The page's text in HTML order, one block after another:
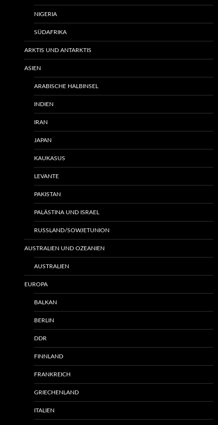
NIGERIA
SÜDAFRIKA
ARKTIS UND ANTARKTIS
ASIEN
ARABISCHE HALBINSEL
INDIEN
IRAN
JAPAN
KAUKASUS
LEVANTE
PAKISTAN
PALÄSTINA UND ISRAEL
RUSSLAND/SOWJETUNION
AUSTRALIEN UND OZEANIEN
AUSTRALIEN
EUROPA
BALKAN
BERLIN
DDR
FINNLAND
FRANKREICH
GRIECHENLAND
ITALIEN